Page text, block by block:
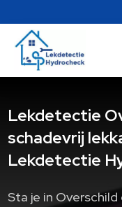
Lekdetectie
schadevrij
Lekdetectie
Sta je in